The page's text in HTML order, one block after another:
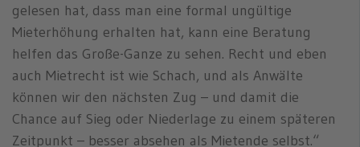
gelesen hat, dass man eine formal ungültige
Mieterhöhung erhalten hat, kann eine Beratung
helfen das Große-Ganze zu sehen. Recht und eben
auch Mietrecht ist wie Schach, und als Anwälte
können wir den nächsten Zug – und damit die
Chance auf Sieg oder Niederlage zu einem späteren
Zeitpunkt – besser absehen als Mietende selbst.“